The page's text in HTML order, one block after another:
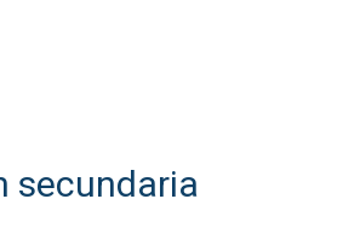
secundaria